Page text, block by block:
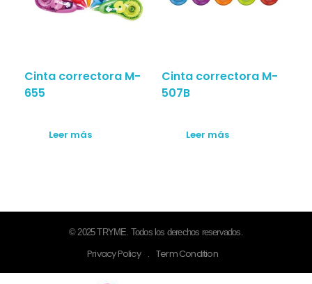
Cinta correctora M-
655
Leer más
Cinta correctora M-
507B
Leer más
© 2025 TRYME. Todos los derechos reservados.
Privacy Policy . Term Condition